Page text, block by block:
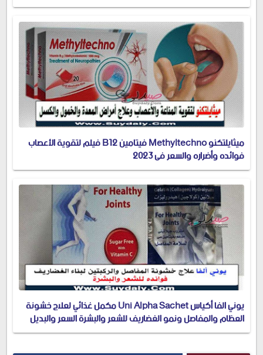
ميثايلتكنو Methyltechno فيتامين B12 فيلم لتقوية الأعصاب
فوائده وأضراره والسعر في 2023
يوني الفا أكياس Uni Alpha Sachet مكمل غذائي لعلاج خشونة
العظام والمفاصل ونمو الغضاريف للشعر والبشرة السعر والبديل
في 2023